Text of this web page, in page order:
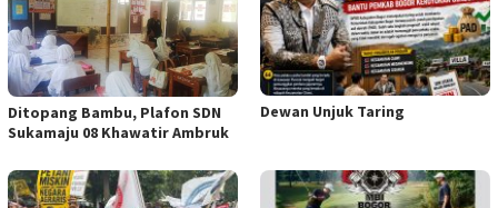
Ditopang Bambu, Plafon SDN
Sukamaju 08 Khawatir Ambruk
Dewan Unjuk Taring